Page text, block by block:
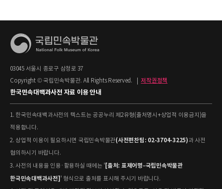
03045 서울시 종로구 삼청로 37
Copyright © 국립민속박물관. All Rights Reserved.
저작권정책
한국민속대백과사전 자료 이용 안내
1. 한국민속대백과사전의 텍스트는 공공누리 제2유형(출처명시+상업적 이용금지)을
적용합니다.
2. 상업적 이용이 필요하시면 국립민속박물관(사전편찬팀: 02-3704-3225)과 사전
협의하시기 바랍니다.
3. 사전의 내용을 인용·활용하실 때에는 ' [출처: 표제어명–국립민속박물관
한국민속대백과사전] ' 형식으로 출처를 표시해 주시기 바랍니다.